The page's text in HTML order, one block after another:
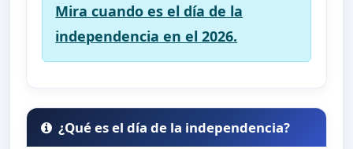
Mira cuando es el día de la
independencia en el 2026.
¿Qué es el día de la independencia?